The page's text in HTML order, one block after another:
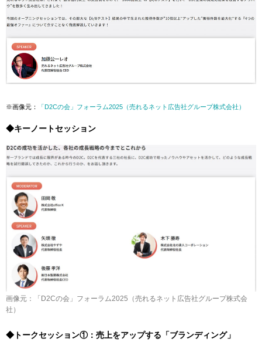
※画像元： 「D2Cの会」フォーラム2025（売れるネット広告社グループ株式会社）
◆キーノートセッション
画像元：「D2Cの会」フォーラム2025（売れるネット広告社グループ株式会
社）
◆トークセッション①：売上をアップする「ブランディング」